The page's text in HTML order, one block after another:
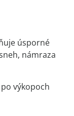
úsporné
námraza
výkopoch